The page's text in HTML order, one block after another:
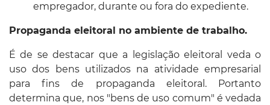
empregador, durante ou fora do expediente.
Propaganda eleitoral no ambiente de trabalho.
É de se destacar que a legislação eleitoral veda o
uso dos bens utilizados na atividade empresarial
para fins de propaganda eleitoral. Portanto
determina que, nos "bens de uso comum" é vedada